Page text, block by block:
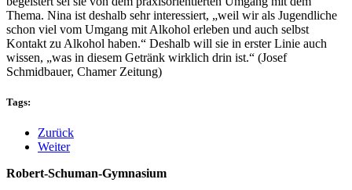
Thema. Nina ist deshalb sehr interessiert, „weil wir als Jugendliche
schon viel vom Umgang mit Alkohol erleben und auch selbst
Kontakt zu Alkohol haben.“ Deshalb will sie in erster Linie auch
wissen, „was in diesem Getränk wirklich drin ist.“ (Josef
Schmidbauer, Chamer Zeitung)
Tags:
Zurück
Weiter
Robert-Schuman-Gymnasium